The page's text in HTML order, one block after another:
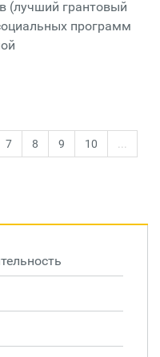
(лучший грантовый
программ
7 8 9 10